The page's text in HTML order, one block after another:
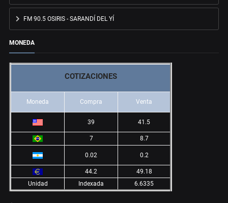
FM 90.5 OSIRIS - SARANDÍ DEL YÍ
MONEDA
COTIZACIONES
Moneda Compra Venta
39 41.5
7 8.7
0.02 0.2
44.2
49.18
Unidad
Indexada 6.6335